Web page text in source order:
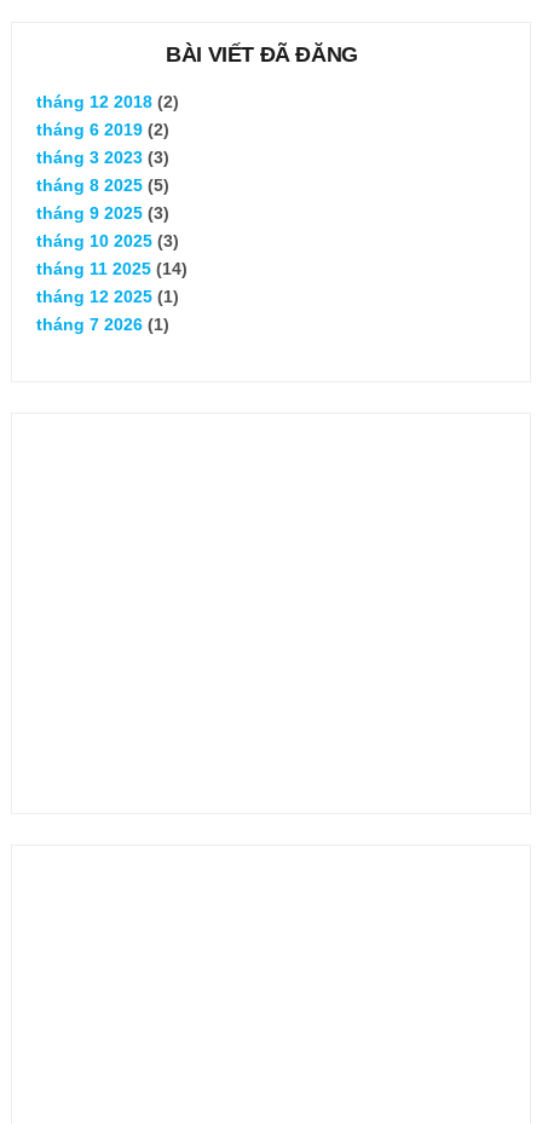
BÀI VIẾT ĐÃ ĐĂNG
tháng 12 2018(2)
tháng 6 2019(2)
tháng 3 2023(3)
tháng 8 2025(5)
tháng 9 2025(3)
tháng 10 2025(3)
tháng 11 2025(14)
tháng 12 2025(1)
tháng 7 2026(1)